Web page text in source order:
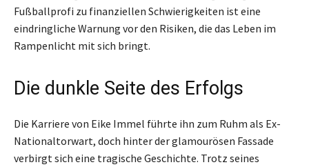
Fußballprofi zu finanziellen Schwierigkeiten ist eine
eindringliche Warnung vor den Risiken, die das Leben im
Rampenlicht mit sich bringt.
Die dunkle Seite des Erfolgs
Die Karriere von Eike Immel führte ihn zum Ruhm als Ex-
Nationaltorwart, doch hinter der glamourösen Fassade
verbirgt sich eine tragische Geschichte. Trotz seines